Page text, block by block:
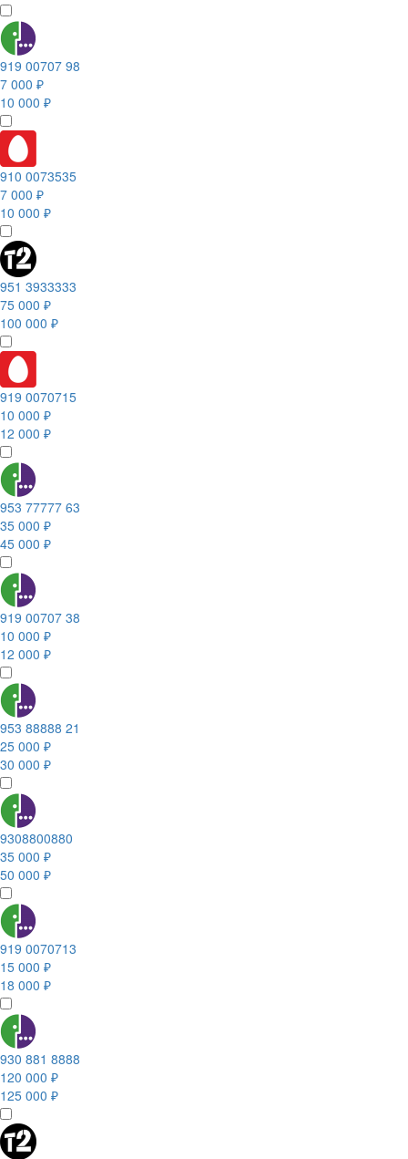
919 00707 98
7 000 ₽
10 000 ₽
910 0073535
7 000 ₽
10 000 ₽
951 3933333
75 000 ₽
100 000 ₽
919 0070715
10 000 ₽
12 000 ₽
953 77777 63
35 000 ₽
45 000 ₽
919 00707 38
10 000 ₽
12 000 ₽
953 88888 21
25 000 ₽
30 000 ₽
9308800880
35 000 ₽
50 000 ₽
919 0070713
15 000 ₽
18 000 ₽
930 881 8888
120 000 ₽
125 000 ₽